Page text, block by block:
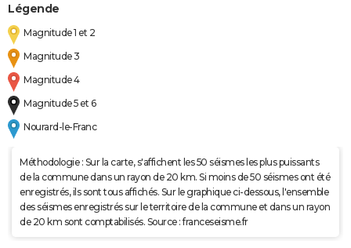
Légende
Magnitude 1 et 2
Magnitude 3
Magnitude 4
Magnitude 5 et 6
Nourard-le-Franc
Méthodologie : Sur la carte, s'affichent les 50 séismes les plus puissants
de la commune dans un rayon de 20 km. Si moins de 50 séismes ont été
enregistrés, ils sont tous affichés. Sur le graphique ci-dessous, l'ensemble
des séismes enregistrés sur le territoire de la commune et dans un rayon
de 20 km sont comptabilisés. Source : franceseisme.fr